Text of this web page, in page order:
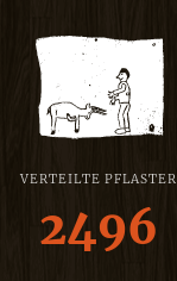
VERTEILTE PFLASTER
2496